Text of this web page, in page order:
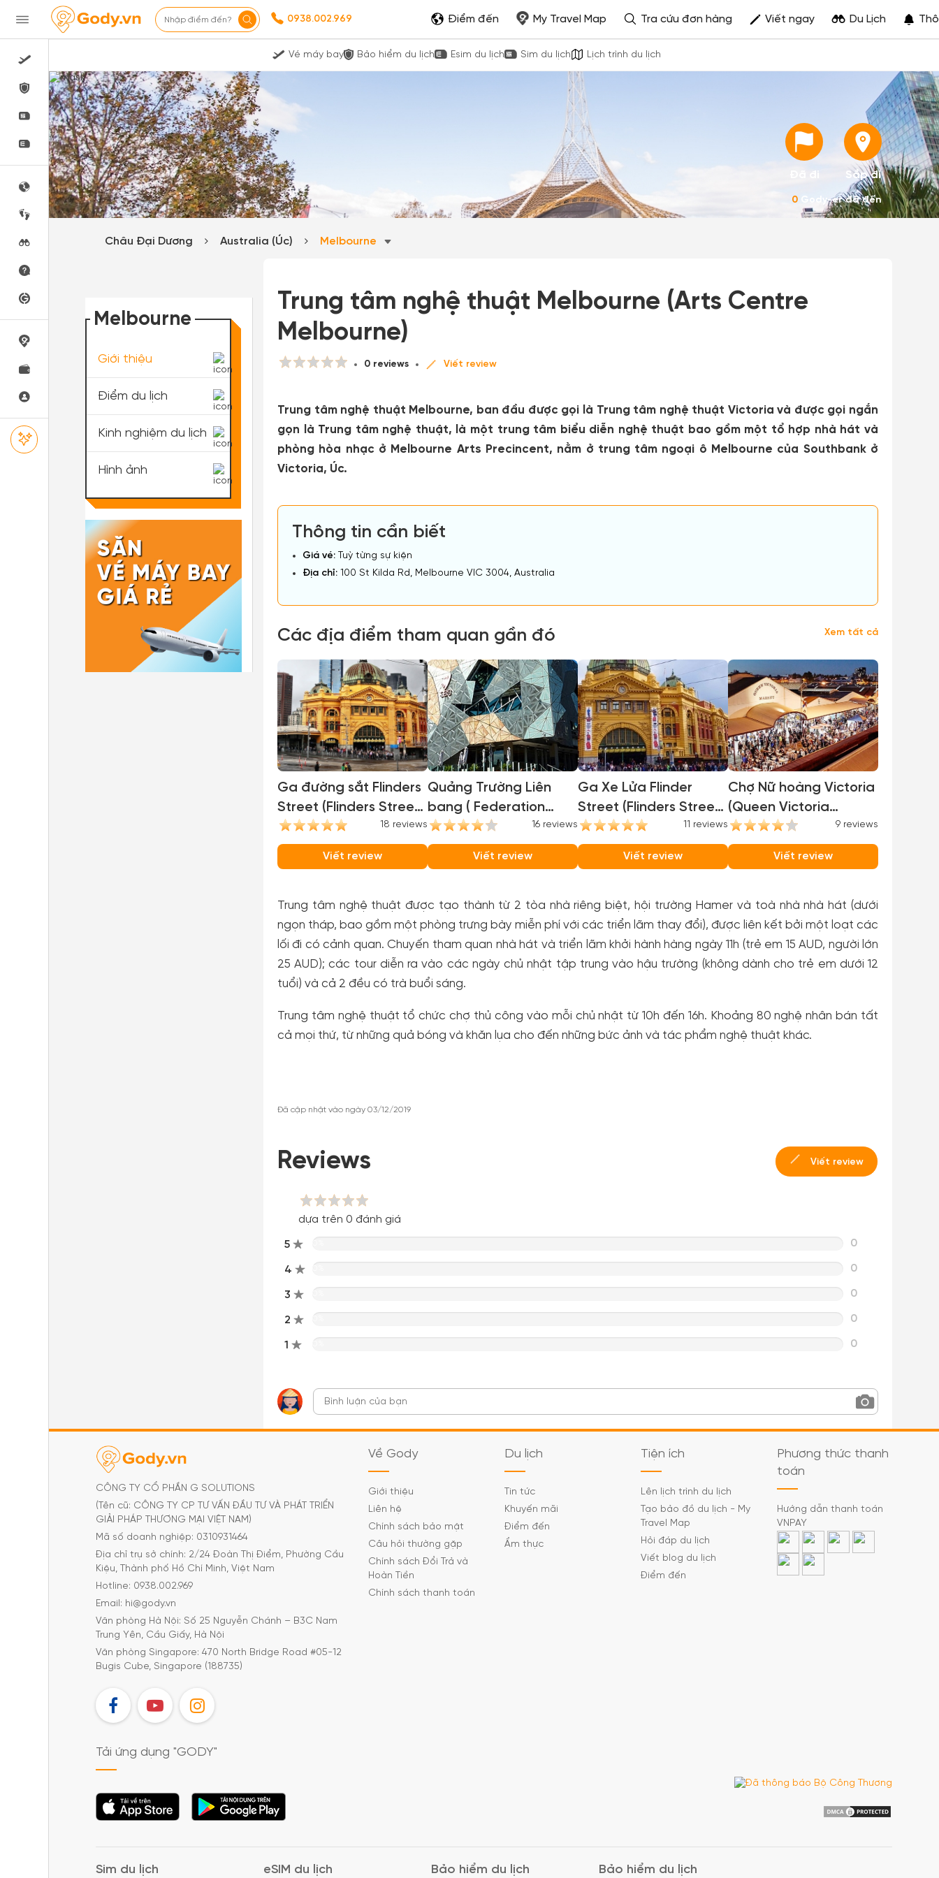
Nhập điểm đến? 0938.002.969 Điểm đến My Travel Map Tra cứu đơn hàng Viết ngay Du Lịch
Vé máy bay Bảo hiểm du lịch Esim du lịch Sim du lịch Lịch trình du lịch
Sắp đi
0 Gody-er đã đến
Châu Đại Dương Australia (Úc) Melbourne
Trung tâm nghệ thuật Melbourne (Arts Centre
Melbourne)
0 reviews Viết review
Trung tâm nghệ thuật Melbourne, ban đầu được gọi là Trung tâm nghệ thuật Victoria và được gọi ngắn
gọn là Trung tâm nghệ thuật, là một trung tâm biểu diễn nghệ thuật bao gồm một tổ hợp nhà hát và
phòng hòa nhạc ở Melbourne Arts Precincent, nằm ở trung tâm ngoại ô Melbourne của Southbank ở
Victoria, Úc.
Thông tin cần biết
Giá vé: Tuỳ từng sự kiện
Địa chỉ: 100 St Kilda Rd, Melbourne VIC 3004, Australia
Các địa điểm tham quan gần đó Xem tất cả
Ga đường sắt Flinders
Street (Flinders Street
Station)
18 reviews
Viết review
Quảng Trường Liên
bang ( Federation
Square )
16 reviews
Viết review
Ga Xe Lửa Flinder
Street (Flinders Street
Station)
11 reviews
Viết review
Chợ Nữ hoàng Victoria
(Queen Victoria
Market)
9 reviews
Viết review
Trung tâm nghệ thuật được tạo thành từ 2 tòa nhà riêng biệt, hội trường Hamer và toà nhà nhà hát (dưới
ngọn tháp, bao gồm một phòng trưng bày miễn phí với các triển lãm thay đổi), được liên kết bởi một loạt các
lối đi có cảnh quan. Chuyến tham quan nhà hát và triển lãm khởi hành hàng ngày 11h (trẻ em 15 AUD, người lớn
25 AUD); các tour diễn ra vào các ngày chủ nhật tập trung vào hậu trường (không dành cho trẻ em dưới 12
tuổi) và cả 2 đều có trà buổi sáng.
Trung tâm nghệ thuật tổ chức chợ thủ công vào mỗi chủ nhật từ 10h đến 16h. Khoảng 80 nghệ nhân bán tất
cả mọi thứ, từ những quả bóng và khăn lụa cho đến những bức ảnh và tác phẩm nghệ thuật khác.
Đã cập nhật vào ngày 03/12/2019
Reviews Viết review
dựa trên 0 đánh giá
5 0
4 0
3 0
2 0
1 0
Melbourne
Giới thiệu
Điểm du lịch
Kinh nghiệm du lịch
Hình ảnh
CÔNG TY CỔ PHẦN G SOLUTIONS
(Tên cũ: CÔNG TY CP TƯ VẤN ĐẦU TƯ VÀ PHÁT TRIỂN
GIẢI PHÁP THƯƠNG MẠI VIỆT NAM)
Mã số doanh nghiệp: 0310931464
Địa chỉ trụ sở chính: 2/24 Đoàn Thị Điểm, Phường Cầu
Kiệu, Thành phố Hồ Chí Minh, Việt Nam
Hotline: 0938.002.969
Email: hi@gody.vn
Văn phòng Hà Nội: Số 25 Nguyễn Chánh – B3C Nam
Trung Yên, Cầu Giấy, Hà Nội
Văn phòng Singapore: 470 North Bridge Road #05-12
Bugis Cube, Singapore (188735)
FB YT IG
Về Gody
Giới thiệu
Liên hệ
Chính sách bảo mật
Câu hỏi thường gặp
Chính sách Đổi Trả và
Hoàn Tiền
Chính sách thanh toán
Du lịch
Tin tức
Khuyến mãi
Điểm đến
Ẩm thực
Tiện ích
Lên lịch trình du lịch
Tạo bảo đồ du lịch - My
Travel Map
Hỏi đáp du lịch
Viết blog du lịch
Điểm đến
Phương thức thanh
toán
Hướng dẫn thanh toán
VNPAY
Tải ứng dụng "GODY"
Tải ứng dụng Tải ứng dụng
Sim du lịch eSIM du lịch Bảo hiểm du lịch Bảo hiểm du lịch